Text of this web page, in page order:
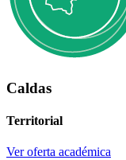
Caldas
Territorial
Ver oferta académica